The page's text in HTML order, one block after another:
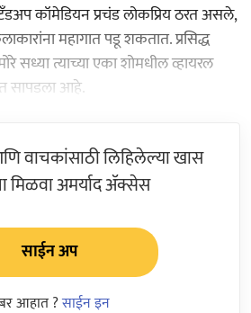
कॉमेडियन प्रचंड लोकप्रिय ठरत असले,
महागात पडू शकतात. प्रसिद्ध
सध्या त्याच्या एका शोमधील व्हायरल
सापडला आहे.
वाचकांसाठी लिहिलेल्या खास
मिळवा अमर्याद ॲक्सेस
साईन अप
आहात ?साईन इन